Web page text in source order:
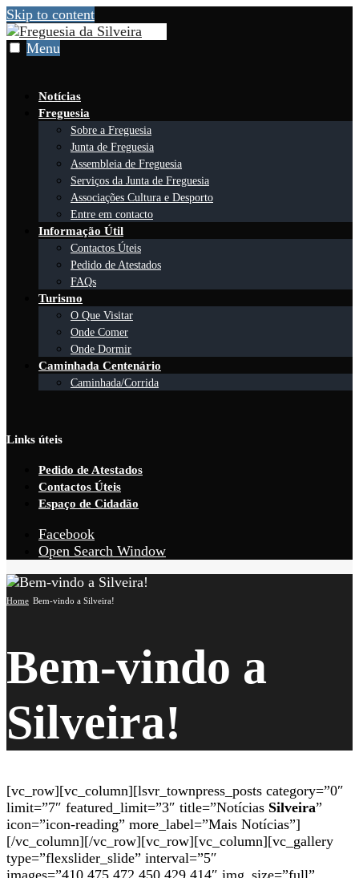
Skip to content
Menu
Notícias
Freguesia
Sobre a Freguesia
Junta de Freguesia
Assembleia de Freguesia
Serviços da Junta de Freguesia
Associações Cultura e Desporto
Entre em contacto
Informação Útil
Contactos Úteis
Pedido de Atestados
FAQs
Turismo
O Que Visitar
Onde Comer
Onde Dormir
Caminhada Centenário
Caminhada/Corrida
Links úteis
Pedido de Atestados
Contactos Úteis
Espaço de Cidadão
Facebook
Open Search Window
Home Bem-vindo a Silveira!
Bem-vindo a
Silveira!
[vc_row][vc_column][lsvr_townpress_posts category=”0″
limit=”7″ featured_limit=”3″ title=”Notícias Silveira”
icon=”icon-reading” more_label=”Mais Notícias”]
[/vc_column][/vc_row][vc_row][vc_column][vc_gallery
type=”flexslider_slide” interval=”5″